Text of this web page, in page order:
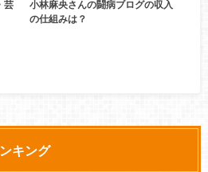
芸
小林麻央さんの闘病ブログの収入
の仕組みは？
キング